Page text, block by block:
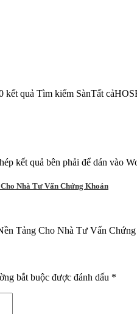
quả Tìm kiếm SànTất
kết quả bên phải để dán
Nhà Tư Vấn Chứng Khoán
Tảng Cho Nhà Tư Vấn
bắt buộc được đánh dấu *